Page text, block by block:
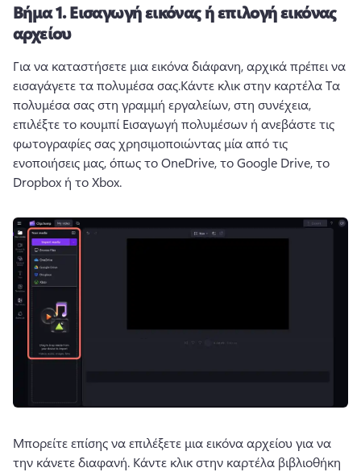
Βήμα 1.Εισαγωγή εικόνας ή επιλογή εικόνας
αρχείου
Για να καταστήσετε μια εικόνα διάφανη, αρχικά πρέπει να
εισαγάγετε τα πολυμέσα σας.Κάντε κλικ στην καρτέλα Τα
πολυμέσα σας στη γραμμή εργαλείων, στη συνέχεια,
επιλέξτε το κουμπί Εισαγωγή πολυμέσων ή ανεβάστε τις
φωτογραφίες σας χρησιμοποιώντας μία από τις
ενοποιήσεις μας, όπως το OneDrive, το Google Drive, το
Dropbox ή το Xbox.
Μπορείτε επίσης να επιλέξετε μια εικόνα αρχείου για να
την κάνετε διαφανή. Κάντε κλικ στην καρτέλα βιβλιοθήκη